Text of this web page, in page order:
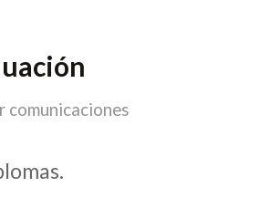
comunicaciones